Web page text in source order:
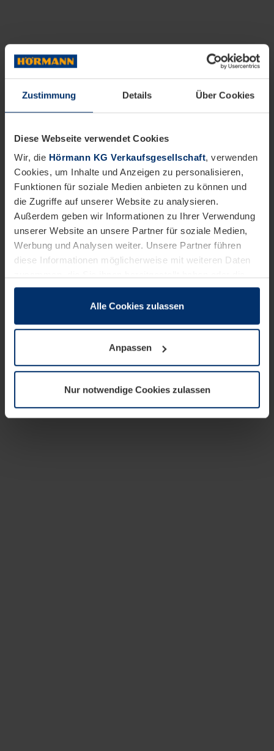
Zustimmung Details Über Cookies
Diese Webseite verwendet Cookies
Wir, die Hörmann KG Verkaufsgesellschaft, verwenden
Cookies, um Inhalte und Anzeigen zu personalisieren,
Funktionen für soziale Medien anbieten zu können und
die Zugriffe auf unserer Website zu analysieren.
Außerdem geben wir Informationen zu Ihrer Verwendung
unserer Website an unsere Partner für soziale Medien,
Werbung und Analysen weiter. Unsere Partner führen
diese Informationen möglicherweise mit weiteren Daten
sie im Rahmen Ihrer Nutzung der Dienste gesammelt
wenn diese für den Betrieb dieser Seite unbedingt
notwendig sind. Für alle anderen Cookie-Typen benötigen
wir Ihre Erlaubnis. Ihre Einwilligung können Sie jederzeit
Datenschutzerklärungunserer Website ändern oder
widerrufen.
Alle Cookies zulassen
Anpassen
Nur notwendige Cookies zulassen